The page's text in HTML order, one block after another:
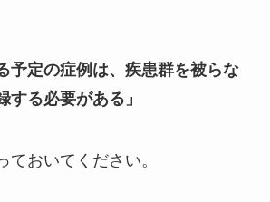
予定の症例は、疾患群を被らな
する必要がある」
ておいてください。